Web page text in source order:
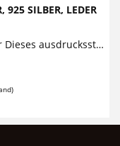
SILBER, LEDER
2-IN-1 LOOP Lederarmband mir Gravur Dieses ausdrucksstarke Lederarmband mit Gravur besticht durch seinen lässigen Look, der echtes Silber mit...